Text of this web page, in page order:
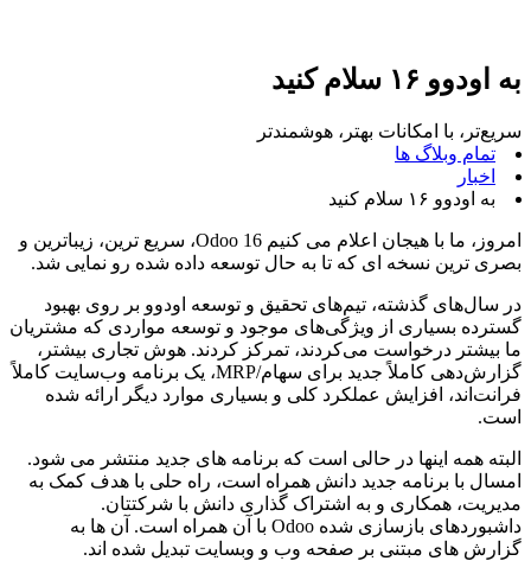
به اودوو ۱۶ سلام کنید
سریع‌تر، با امکانات بهتر، هوشمند‌تر
تمام وبلاگ ها
اخبار
به اودوو ۱۶ سلام کنید
امروز، ما با هیجان اعلام می کنیم Odoo 16، سریع ترین، زیباترین و
بصری ترین نسخه ای که تا به حال توسعه داده شده رو نمایی شد.
در سال‌های گذشته، تیم‌های تحقیق و توسعه اودوو بر روی بهبود
گسترده بسیاری از ویژگی‌های موجود و توسعه مواردی که مشتریان
ما بیشتر درخواست می‌کردند، تمرکز کردند. هوش تجاری بیشتر،
گزارش‌دهی کاملاً جدید برای سهام/MRP، یک برنامه وب‌سایت کاملاً
فرانت‌اند، افزایش عملکرد کلی و بسیاری موارد دیگر ارائه شده
است.
البته همه اینها در حالی است که برنامه های جدید منتشر می شود.
امسال با برنامه جدید دانش همراه است، راه حلی با هدف کمک به
مدیریت، همکاری و به اشتراک گذاری دانش با شرکتتان.
داشبوردهای بازسازی شده Odoo با آن همراه است. آن ها به
گزارش های مبتنی بر صفحه وب و وبسایت تبدیل شده اند.